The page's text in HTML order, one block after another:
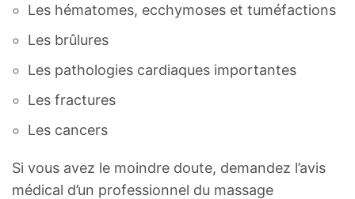
Les hématomes, ecchymoses et tuméfactions
Les brûlures
Les pathologies cardiaques importantes
Les fractures
Les cancers
Si vous avez le moindre doute, demandez l’avis
médical d’un professionnel du massage